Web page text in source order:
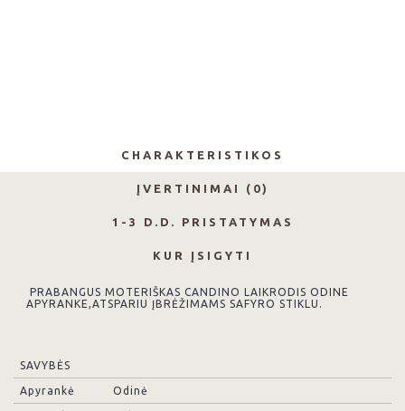
CHARAKTERISTIKOS
ĮVERTINIMAI (0)
1-3 D.D. PRISTATYMAS
KUR ĮSIGYTI
PRABANGUS MOTERIŠKAS CANDINO LAIKRODIS ODINE
APYRANKE,ATSPARIU ĮBRĖŽIMAMS SAFYRO STIKLU.
SAVYBĖS
Apyrankė Odinė